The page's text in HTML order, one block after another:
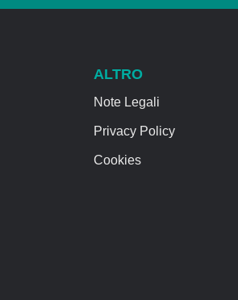
ALTRO
Note Legali
Privacy Policy
Cookies